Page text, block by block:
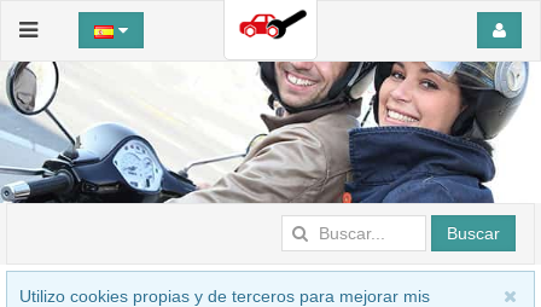
Buscar
Utilizo cookies propias y de terceros para mejorar mis